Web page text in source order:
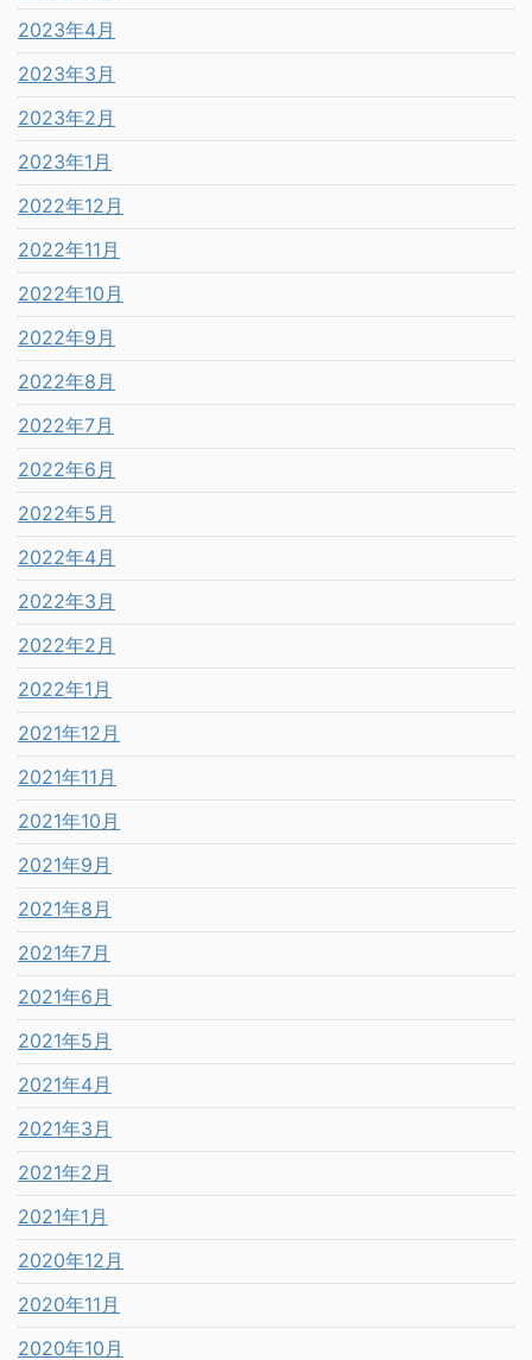
2023年4月
2023年3月
2023年2月
2023年1月
2022年12月
2022年11月
2022年10月
2022年9月
2022年8月
2022年7月
2022年6月
2022年5月
2022年4月
2022年3月
2022年2月
2022年1月
2021年12月
2021年11月
2021年10月
2021年9月
2021年8月
2021年7月
2021年6月
2021年5月
2021年4月
2021年3月
2021年2月
2021年1月
2020年12月
2020年11月
2020年10月